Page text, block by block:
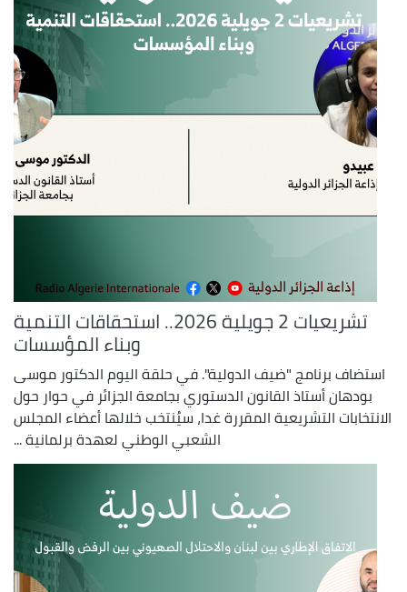
تشريعيات 2 جويلية 2026.. استحقاقات التنمية
وبناء المؤسسات
استضاف برنامج "ضيف الدولية". في حلقة اليوم الدكتور موسى
بودهان أستاذ القانون الدستوري بجامعة الجزائر في حوار حول
الانتخابات التشريعية المقررة غدا، سيُنتخب خلالها أعضاء المجلس
الشعبي الوطني لعهدة برلمانية ...